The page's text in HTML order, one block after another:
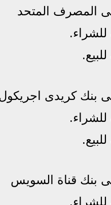
المصرف المتحد
بنك كريدى
بنك قناة السويس